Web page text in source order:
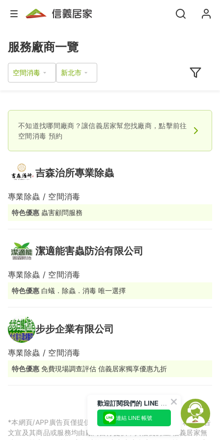
服務廠商一覽
空間消毒
不知道找哪間廠商？讓信義居家幫您找廠商，點擊前往
空間消毒 預約
吉森治所專業除蟲
專業除蟲 / 空間消毒
特色優惠 蟲害顧問服務
潔適能害蟲防治有限公司
專業除蟲 / 空間消毒
特色優惠 白蟻．除蟲．消毒 唯一選擇
步步企業有限公司
專業除蟲 / 空間消毒
特色優惠 免費現場調查評估 信義居家獨享優惠九折
*本網頁/APP廣告頁僅提供廠商預約相關服務刊登廣告，相關廣告
文宣及其商品或服務均由廠商自行提供，與信義房屋/信義居家無
歡迎訂閱我們的 LINE 官方帳號
連結 LINE 帳號